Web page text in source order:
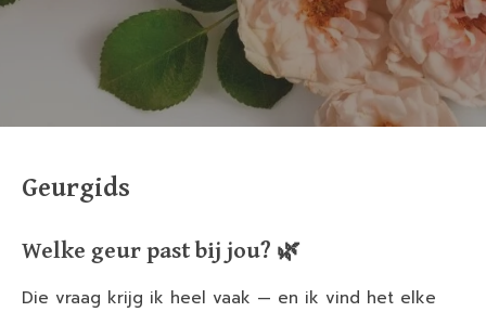
Geurgids
Welke geur past bij jou? 🌿
Die vraag krijg ik heel vaak — en ik vind het elke